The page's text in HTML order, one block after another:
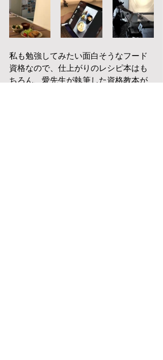
私も勉強してみたい面白そうなフード
資格なので、仕上がりのレシピ本はも
ちろん、愛先生が執筆した資格教本が